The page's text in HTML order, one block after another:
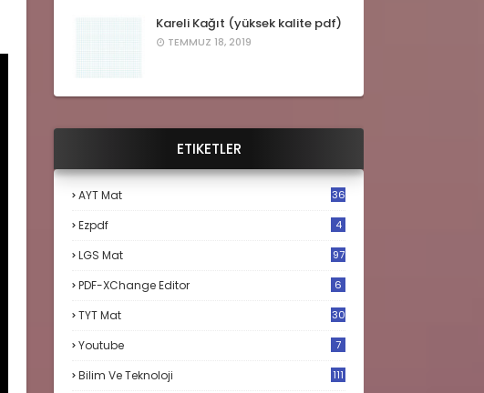
Kareli Kağıt (yüksek kalite pdf)
TEMMUZ 18, 2019
ETIKETLER
AYT Mat 36
Ezpdf 4
LGS Mat 97
PDF-XChange Editor 6
TYT Mat 30
Youtube 7
Bilim Ve Teknoloji 111